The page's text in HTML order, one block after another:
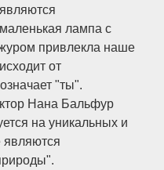
лампа с
привлекла наше
от
"ты".
Нана Бальфур
на уникальных и
являются